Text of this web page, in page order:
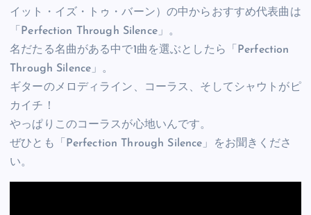
イット・イズ・トゥ・バーン）の中からおすすめ代表曲は
「Perfection Through Silence」。
名だたる名曲がある中で1曲を選ぶとしたら「Perfection
Through Silence」。
ギターのメロディライン、コーラス、そしてシャウトがピ
カイチ！
やっぱりこのコーラスが心地いんです。
ぜひとも「Perfection Through Silence」をお聞きくださ
い。